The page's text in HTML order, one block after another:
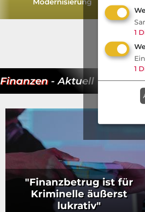
Finanzen- Aktuell
"Finanzbetrug ist für
Kriminelle äußerst
lukrativ"
1
1